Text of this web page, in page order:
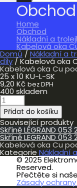
Obchod
Home
Obchod
Nákladní a
Kabelová oka
Domů / Nákladní a
díly / Kabelová oka
Kabelová oka Cu
25 x 10 KU-L-SK
9,20 Kč bez DPH
400 skladem
Kabelová
oka
Cu
pocínovaná
množství
Přidat do košíku
Související produkty
Skříně LEGRAND 053
Skříně LEGRAND 053
Kabelová oka Cu
Kategorie Nákladní
© 2025
Reserved.
Přečtěte si naše
Zásady